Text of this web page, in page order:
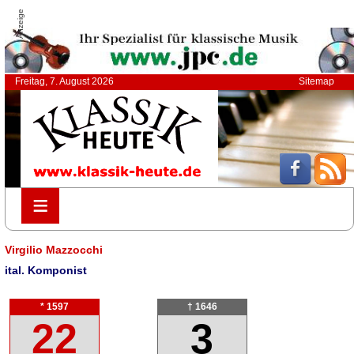
Anzeige
Freitag, 7. August 2026 Sitemap
≡
≡
Virgilio Mazzocchi
ital. Komponist
* 1597
22
† 1646
3